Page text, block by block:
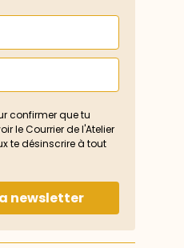
confirmer que tu
le Courrier de l'Atelier
te désinscrire à tout
newsletter